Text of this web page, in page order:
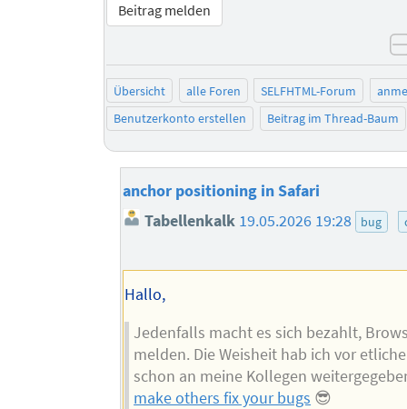
Beitrag melden
Übersicht alle Foren SELFHTML-Forum
Benutzerkonto erstellen
Beitrag im Thread-Baum
anchor positioning in Safari
Tabellenkalk 19.05.2026 19:28 bug
Hallo,
Jedenfalls macht es sich bezahlt,
melden. Die Weisheit hab ich vor
schon an meine Kollegen
make others fix your bugs 😎